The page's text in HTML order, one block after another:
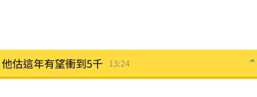
估這年有望衝到5千 13:24